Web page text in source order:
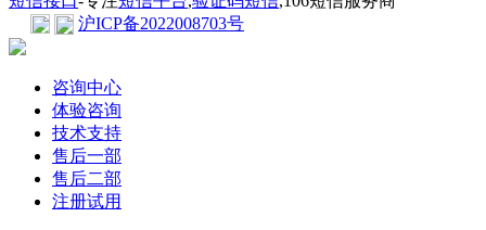
沪ICP备2022008703号
咨询中心
体验咨询
技术支持
售后一部
售后二部
注册试用